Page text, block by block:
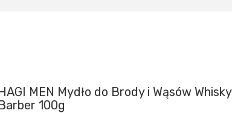
MEN Mydło do Brody i Wąsów Whisky
100g